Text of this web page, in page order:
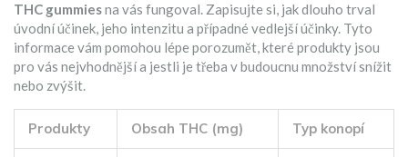
THC gummiesna vás fungoval. Zapisujte si, jak dlouho trval
úvodní účinek, jeho intenzitu a případné vedlejší účinky. Tyto
informace vám pomohou lépe porozumět, které produkty jsou
pro vás nejvhodnější a jestli je třeba v budoucnu množství snížit
nebo zvýšit.
Produkty Obsah THC (mg) Typ konopí